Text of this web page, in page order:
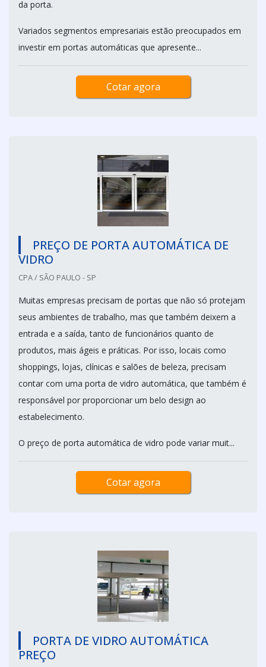
da porta.
Variados segmentos empresariais estão preocupados em
investir em portas automáticas que apresente...
Cotar agora
PREÇO DE PORTA AUTOMÁTICA DE
VIDRO
CPA / SÃO PAULO - SP
Muitas empresas precisam de portas que não só protejam
seus ambientes de trabalho, mas que também deixem a
entrada e a saída, tanto de funcionários quanto de
produtos, mais ágeis e práticas. Por isso, locais como
shoppings, lojas, clínicas e salões de beleza, precisam
contar com uma porta de vidro automática, que também é
responsável por proporcionar um belo design ao
estabelecimento.
O preço de porta automática de vidro pode variar muit...
Cotar agora
PORTA DE VIDRO AUTOMÁTICA
PREÇO